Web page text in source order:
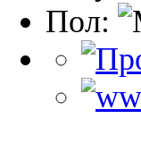
Пол: